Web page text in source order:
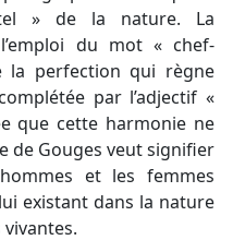
» de la nature. La
du mot « chef-
la perfection qui règne
par l’adjectif «
que cette harmonie ne
de Gouges veut signifier
et les femmes
existant dans la nature